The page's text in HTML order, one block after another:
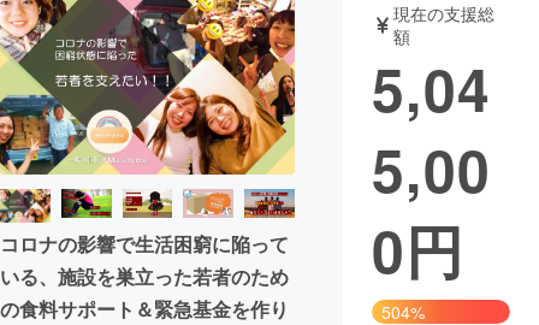
テクノロジー・ガジェット
映像・映画 書籍・雑誌
ビジネス・起業 チャレンジ
まちづくり・地域活性化
CAMPFIRE for Social Good
CAMPFIRE Creation
コロナの影響で生活困窮に陥って
いる、施設を巣立った若者のため
の食料サポート＆緊急基金を作り
現在の支援総
額
5,04
5,00
0円
504%